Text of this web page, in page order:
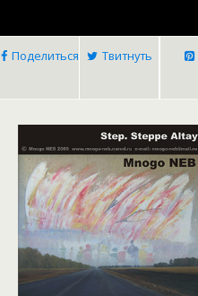
Поделиться Твитнуть